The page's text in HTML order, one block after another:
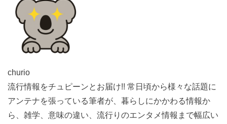
churio
流行情報をチュピーンとお届け!! 常日頃から様々な話題に
アンテナを張っている筆者が、暮らしにかかわる情報か
ら、雑学、意味の違い、流行りのエンタメ情報まで幅広い